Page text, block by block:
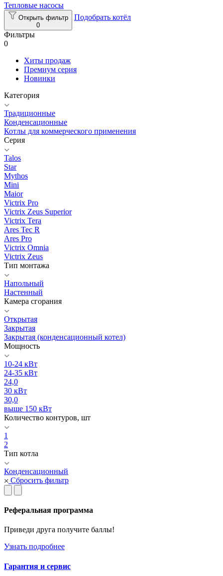
Тепловые насосы
Открыть фильтр
0
Подобрать котёл
Фильтры
0
Хиты продаж
Премиум серия
Новинки
Категория
Традиционные
Конденсационные
Котлы для коммерческого применения
Серия
Talos
Star
Mythos
Mini
Maior
Victrix Pro
Victrix Zeus Superior
Victrix Tera
Ares Tec R
Ares Pro
Victrix Omnia
Victrix Zeus
Тип монтажа
Напольный
Настенный
Камера сгорания
Открытая
Закрытая
Закрытая (конденсационный котел)
Мощность
10-24 кВт
24-35 кВт
24,0
30 кВт
30,0
выше 150 кВт
Количество контуров, шт
1
2
Тип котла
Конденсационный
Сбросить фильтр
Реферальная программа
Приведи друга получите баллы!
Узнать подробнее
Гарантия и сервис